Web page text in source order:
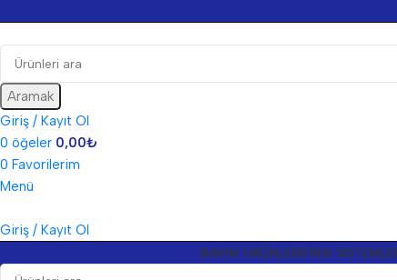
Aramak
Giriş / Kayıt Ol
0 öğeler 0,00₺
0 Favorilerim
Menü
Giriş / Kayıt Ol
BAKIM ÜRÜNLERIFREN